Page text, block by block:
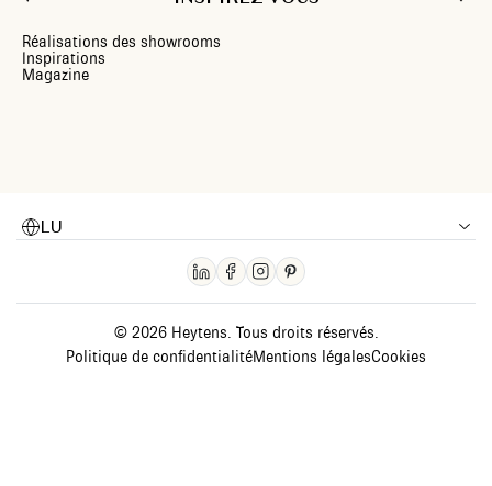
Réalisations des showrooms
Inspirations
Magazine
LU
© 2026 Heytens. Tous droits réservés.
Politique de confidentialitéMentions légalesCookies